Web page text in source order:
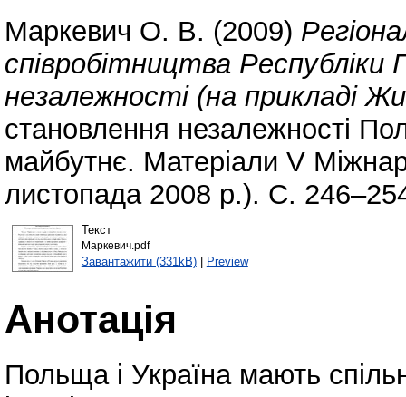
Маркевич О. В. (2009)
співробітництва
незалежності (на прикладі
становлення незалежності
майбутнє. Матеріали V
листопада 2008 р.). С.
Текст
Маркевич.pdf
Завантажити (331kB)| Preview
Анотація
Польща і Україна мають